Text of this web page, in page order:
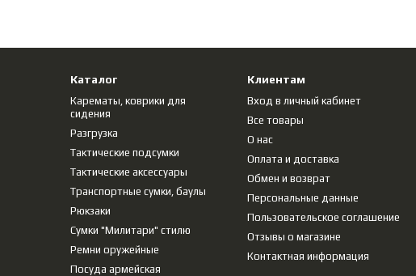
Каталог
Карематы, коврики для
сидения
Разгрузка
Тактические подсумки
Тактические аксессуары
Транспортные сумки, баулы
Рюкзаки
Сумки "Милитари" стилю
Ремни оружейные
Посуда армейская
Клиентам
Вход в личный кабинет
Все товары
О нас
Оплата и доставка
Обмен и возврат
Персональные данные
Пользовательское соглашение
Отзывы о магазине
Контактная информация